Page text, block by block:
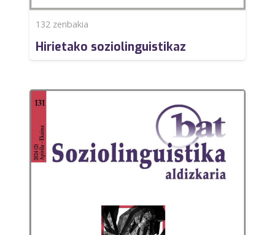
132 zenbakia
Hirietako soziolinguistikaz